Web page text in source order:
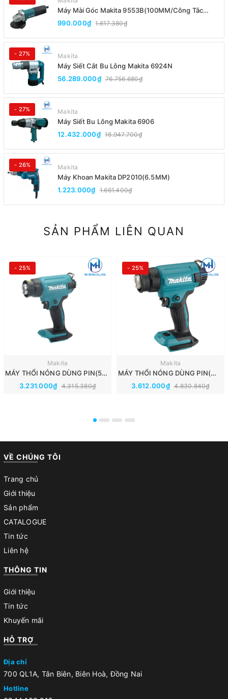
Máy Mài Góc Makita 9553B(100MM/Công Tắc
Đuôi)
990.000₫ 1.617.380₫
- 27% Makita
Máy Siết Cắt Bu Lông Makita 6924N
56.289.000₫ 76.756.680₫
- 27% Makita
Máy Siết Bu Lông Makita 6906
12.432.000₫ 16.947.700₫
- 26% Makita
Máy Khoan Makita DP2010(6.5MM)
1.223.000₫ 1.661.400₫
SẢN PHẨM LIÊN QUAN
- 25%
Makita
MÁY THỔI NÓNG DÙNG PIN(550℃)(18V) MAKITA DHG180ZK
3.231.000₫ 4.315.380₫
- 25%
Makita
MÁY THỔI NÓNG DÙNG PIN(～550℃)(18V) MAKITA DHG181ZK
3.612.000₫ 4.830.840₫
VỀ CHÚNG TÔI
Trang chủ
Giới thiệu
Sản phẩm
CATALOGUE
Tin tức
Liên hệ
THÔNG TIN
Giới thiệu
Tin tức
Khuyến mãi
HỖ TRỢ
Địa chỉ
700 QL1A, Tân Biên, Biên Hoà, Đồng Nai
Hotline